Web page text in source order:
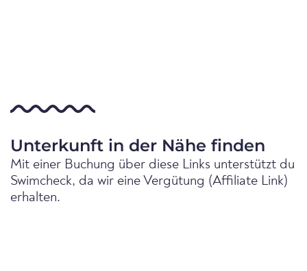
Unterkunft in der Nähe finden
Mit einer Buchung über diese Links unterstützt du
Swimcheck, da wir eine Vergütung (Affiliate Link)
erhalten.